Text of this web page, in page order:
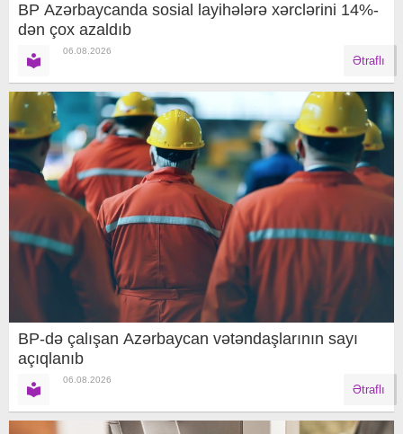
BP Azərbaycanda sosial layihələrə xərclərini 14%-
dən çox azaldıb
06.08.2026
Ətraflı
BP-də çalışan Azərbaycan vətəndaşlarının sayı
açıqlanıb
06.08.2026
Ətraflı